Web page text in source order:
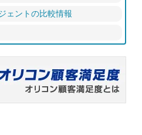
ェントの比較情報